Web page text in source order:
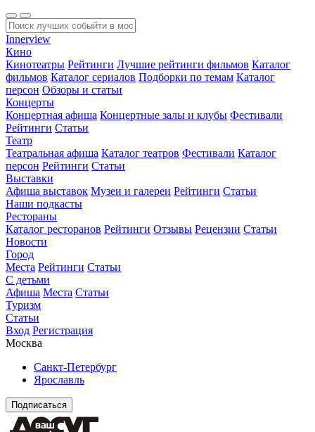
Innerview
Кино
Кинотеатры Рейтинги Лучшие рейтинги фильмов Каталог
фильмов Каталог сериалов Подборки по темам Каталог
персон Обзоры и статьи
Концерты
Концертная афиша Концертные залы и клубы Фестивали
Рейтинги Статьи
Театр
Театральная афиша Каталог театров Фестивали Каталог
персон Рейтинги Статьи
Выставки
Афиша выставок Музеи и галереи Рейтинги Статьи
Наши подкасты
Рестораны
Каталог ресторанов Рейтинги Отзывы Рецензии Статьи
Новости
Город
Места Рейтинги Статьи
С детьми
Афиша Места Статьи
Туризм
Статьи
Вход Регистрация
Москва
Санкт-Петербург
Ярославль
Подписаться